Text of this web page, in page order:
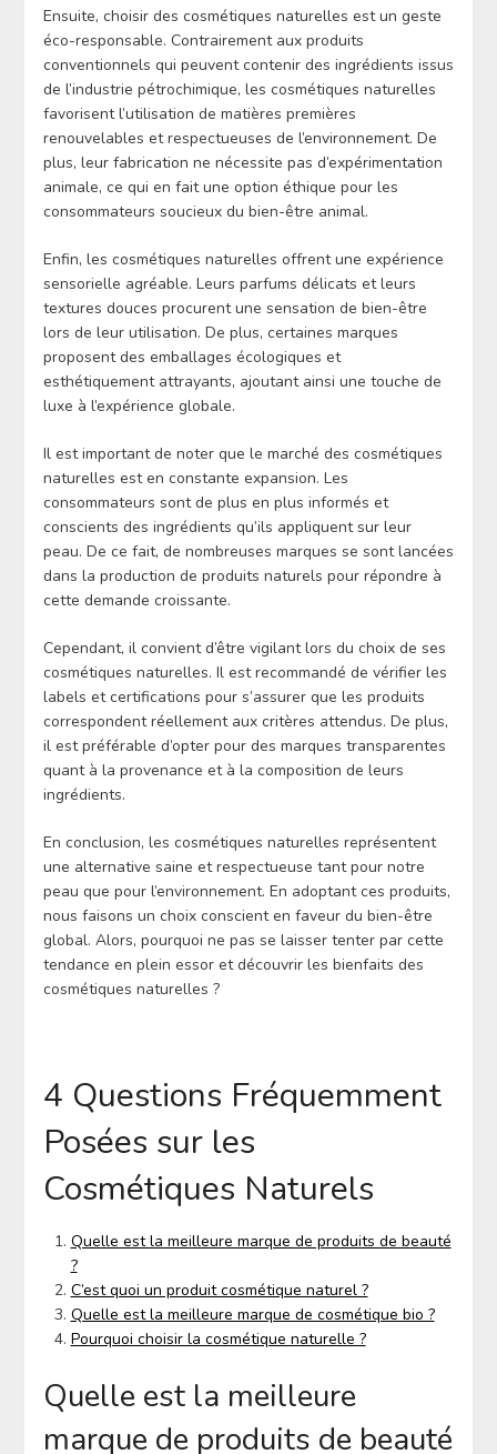
Ensuite, choisir des cosmétiques naturelles est un geste
éco-responsable. Contrairement aux produits
conventionnels qui peuvent contenir des ingrédients issus
de l’industrie pétrochimique, les cosmétiques naturelles
favorisent l’utilisation de matières premières
renouvelables et respectueuses de l’environnement. De
plus, leur fabrication ne nécessite pas d’expérimentation
animale, ce qui en fait une option éthique pour les
consommateurs soucieux du bien-être animal.
Enfin, les cosmétiques naturelles offrent une expérience
sensorielle agréable. Leurs parfums délicats et leurs
textures douces procurent une sensation de bien-être
lors de leur utilisation. De plus, certaines marques
proposent des emballages écologiques et
esthétiquement attrayants, ajoutant ainsi une touche de
luxe à l’expérience globale.
Il est important de noter que le marché des cosmétiques
naturelles est en constante expansion. Les
consommateurs sont de plus en plus informés et
conscients des ingrédients qu’ils appliquent sur leur
peau. De ce fait, de nombreuses marques se sont lancées
dans la production de produits naturels pour répondre à
cette demande croissante.
Cependant, il convient d’être vigilant lors du choix de ses
cosmétiques naturelles. Il est recommandé de vérifier les
labels et certifications pour s’assurer que les produits
correspondent réellement aux critères attendus. De plus,
il est préférable d’opter pour des marques transparentes
quant à la provenance et à la composition de leurs
ingrédients.
En conclusion, les cosmétiques naturelles représentent
une alternative saine et respectueuse tant pour notre
peau que pour l’environnement. En adoptant ces produits,
nous faisons un choix conscient en faveur du bien-être
global. Alors, pourquoi ne pas se laisser tenter par cette
tendance en plein essor et découvrir les bienfaits des
cosmétiques naturelles ?
4 Questions Fréquemment
Posées sur les
Cosmétiques Naturels
Quelle est la meilleure marque de produits de beauté
?
C’est quoi un produit cosmétique naturel ?
Quelle est la meilleure marque de cosmétique bio ?
Pourquoi choisir la cosmétique naturelle ?
Quelle est la meilleure
marque de produits de beauté